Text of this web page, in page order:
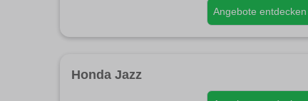
Angebote entdecken
Honda Jazz